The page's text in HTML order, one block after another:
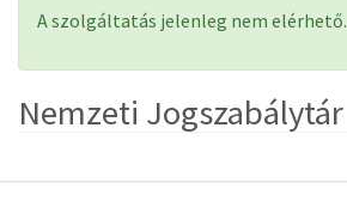
Állapotüzenet
A szolgáltatás jelenleg nem elérhető.
Nemzeti Jogszabálytár